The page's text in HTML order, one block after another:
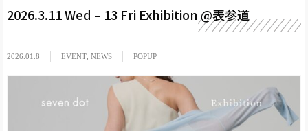
2026.3.11 Wed – 13 Fri Exhibition @表参道
2026.01.8 EVENT NEWS POPUP